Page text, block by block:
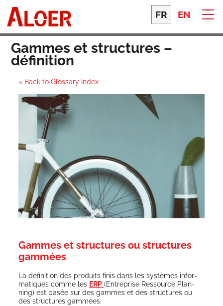
content
FR EN
Gammes et structures –
définition
« Back to Glossary Index
Gammes et structures ou structures
gammées
La défi­ni­tion des pro­duits finis dans les sys­tèmes infor­
ma­tiques comme les ERP (Entre­prise Res­source Plan­
ning) est basée sur des gammes et des struc­tures ou
des struc­tures gammées.